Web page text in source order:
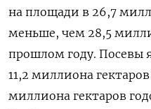
на площади в 26,7
меньше, чем 28,5
прошлом году. Посевы
11,2 миллиона
миллиона гектаров